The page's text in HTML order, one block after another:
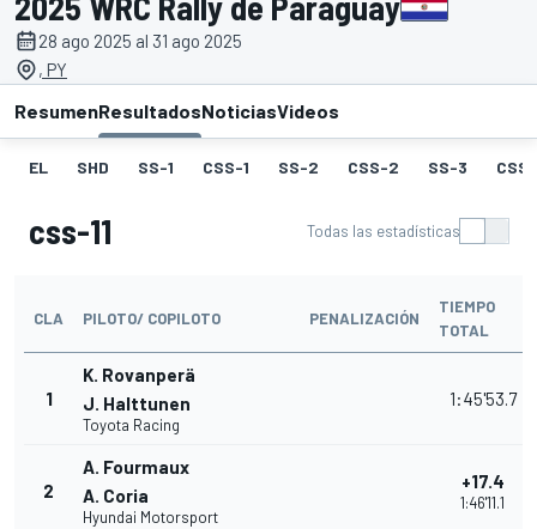
28 ago 2025 al 31 ago 2025
, PY
ResumenResultadosNoticiasVideos
EL SHD SS-1 CSS-1 SS-2 CSS-2 SS-3
css-11 Todas las estadísticas
CLA PILOTO/ COPILOTO PENALIZACIÓN
TIEMPO
TOTAL
1
K. Rovanperä
J. Halttunen
Toyota Racing
1:45'53.7
2
A. Fourmaux
A. Coria
Hyundai Motorsport
+17.4
1:46'11.1